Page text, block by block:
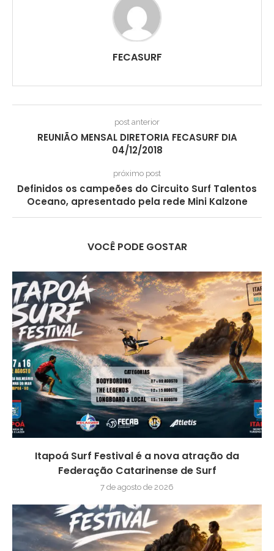
FECASURF
post anterior
REUNIÃO MENSAL DIRETORIA FECASURF DIA
04/12/2018
próximo post
Definidos os campeões do Circuito Surf Talentos
Oceano, apresentado pela rede Mini Kalzone
VOCÊ PODE GOSTAR
Itapoá Surf Festival é a nova atração da
Federação Catarinense de Surf
7 de agosto de 2026